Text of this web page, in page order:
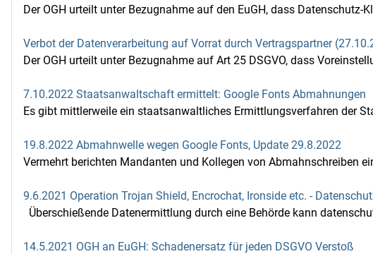
Der OGH urteilt unter Bezugnahme auf den EuGH, dass Datenschutz-
Verbot der Datenverarbeitung auf Vorrat durch Vertragspartner
Der OGH urteilt unter Bezugnahme auf Art 25 DSGVO, dass
7.10.2022 Staatsanwaltschaft ermittelt: Google Fonts Abmahnungen
Es gibt mittlerweile ein staatsanwaltliches Ermittlungsverfahren der
19.8.2022 Abmahnwelle wegen Google Fonts, Update 29.8.2022
Vermehrt berichten Mandanten und Kollegen von Abmahnschreiben
9.6.2021 Operation Trojan Shield, Encrochat, Ironside etc. -
Überschießende Datenermittlung durch eine Behörde kann
14.5.2021 OGH an EuGH: Schadenersatz für jeden DSGVO Verstoß